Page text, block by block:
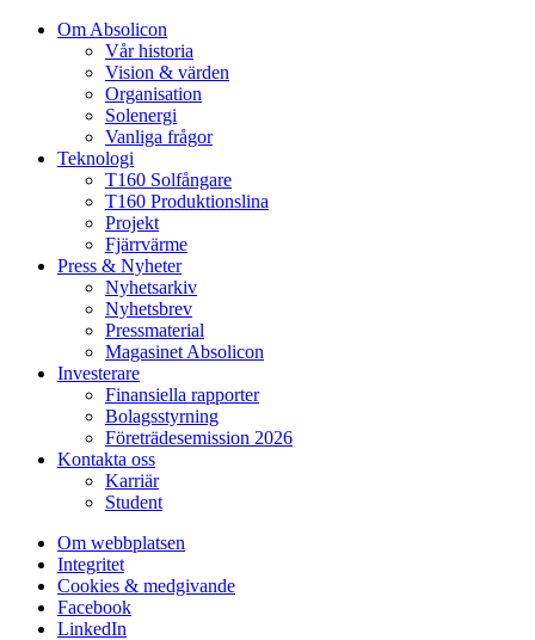
Om Absolicon
Vår historia
Vision & värden
Organisation
Solenergi
Vanliga frågor
Teknologi
T160 Solfångare
T160 Produktionslina
Projekt
Fjärrvärme
Press & Nyheter
Nyhetsarkiv
Nyhetsbrev
Pressmaterial
Magasinet Absolicon
Investerare
Finansiella rapporter
Bolagsstyrning
Företrädesemission 2026
Kontakta oss
Karriär
Student
Om webbplatsen
Integritet
Cookies & medgivande
Facebook
LinkedIn